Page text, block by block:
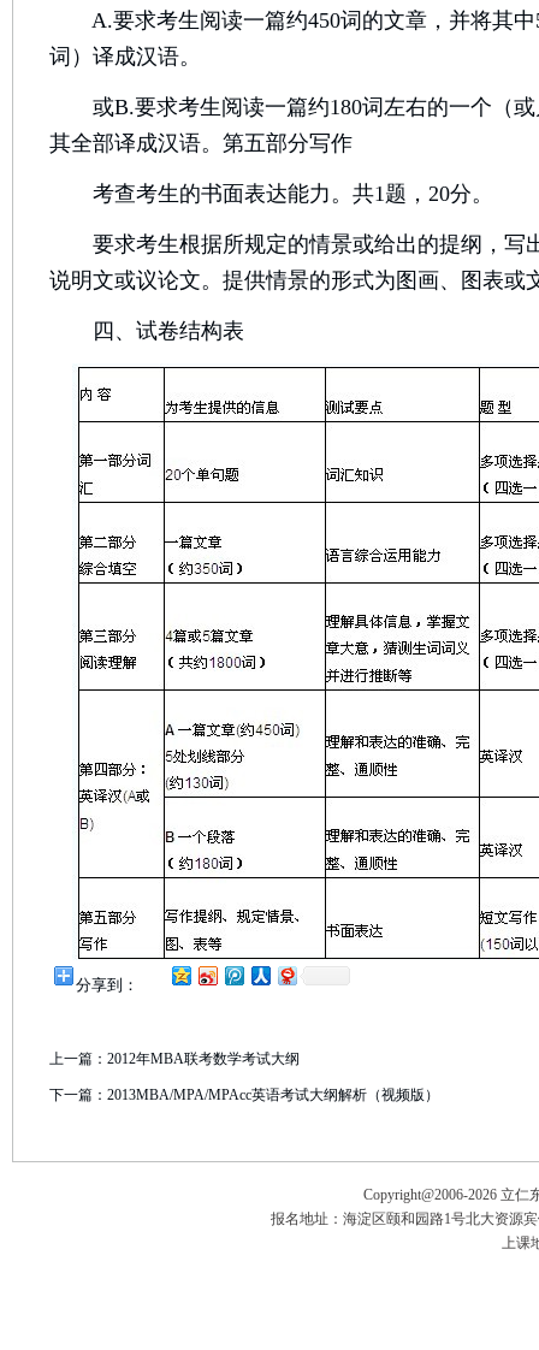
A.要求考生阅读一篇约450词的文章，并将其中
词）译成汉语。
或B.要求考生阅读一篇约180词左右的一个（或
其全部译成汉语。第五部分写作
考查考生的书面表达能力。共1题，20分。
要求考生根据所规定的情景或给出的提纲，写
说明文或议论文。提供情景的形式为图画、图表或
四、试卷结构表
分享到：
上一篇： 2012年MBA联考数学考试大纲
下一篇： 2013MBA/MPA/MPAcc英语考试大纲解析（视频版）
Copyright@2006-2026 立仁
报名地址：海淀区颐和园路1号北大资源
上课